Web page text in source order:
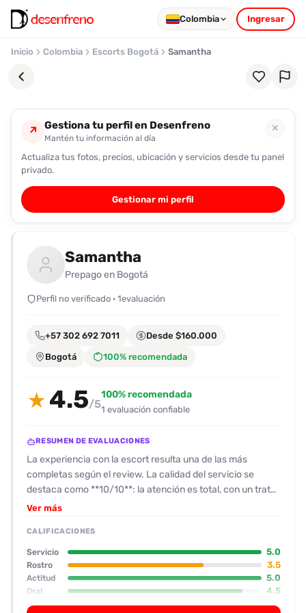
Colombia Ingresar
Inicio Colombia Escorts Bogotá Samantha
Favoritos
Pronto
podrás
registrarte
guardar
favoritas
para
fácilmente.
↗ Gestiona tu perfil en Desenfreno
Mantén tu información al día
✕
Actualiza tus fotos, precios, ubicación y servicios desde tu panel
privado.
Gestionar mi perfil
Samantha
Prepago en Bogotá
Perfil no verificado · 1evaluación
+57 302 692 7011 Desde $160.000
Bogotá 100% recomendada
★ 4.5/5
100% recomendada
1 evaluación confiable
RESUMEN DE EVALUACIONES
La experiencia con la escort resulta una de las más
completas según el review. La calidad del servicio se
destaca como **10/10**: la atención es total, con un trato
que recuerda a un “full porno” que incluye un manejo
con las fotos: una colombiana de unos 27 años, estatura
baja, con rostro bonito (≈7/10) y sin cicatrices que alteren
su apariencia. Se menciona que su boca es muy rica y que
la mamada es “legendaria”, aunque la review sugiere que
es mejor para usuarios con cierto nivel de experiencia. En
cuanto a actitud, la escort es “bullosa” y muy directa, pero
Ver más
CALIFICACIONES
Servicio 5.0
Rostro 3.5
Actitud 5.0
Oral 4.5